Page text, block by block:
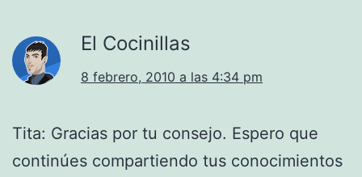
El Cocinillas
8 febrero, 2010 a las 4:34 pm
Tita: Gracias por tu consejo. Espero que
continúes compartiendo tus conocimientos